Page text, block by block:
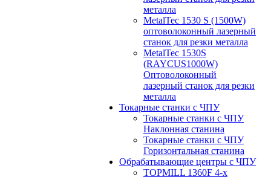
металла
MetalTec 1530 S (1500W)
оптоволоконный лазерный
станок для резки металла
MetalTec 1530S
(RAYCUS1000W)
Оптоволоконный
лазерный станок для резки
металла
Токарные станки с ЧПУ
Токарные станки с ЧПУ
Наклонная станина
Токарные станки с ЧПУ
Горизонтальная станина
Обрабатывающие центры с ЧПУ
TOPMILL 1360F 4-x